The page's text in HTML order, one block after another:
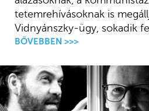
tetemrehívásoknak is
Vidnyánszky-ügy, sokadik
BŐVEBBEN >>>